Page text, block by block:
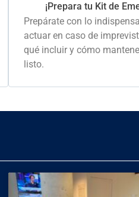
¡Prepara tu Kit de
Prepárate con lo
actuar en caso de
qué incluir y cómo
listo.